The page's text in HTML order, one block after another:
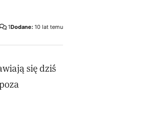
1Dodane: 10 lat temu
się dziś